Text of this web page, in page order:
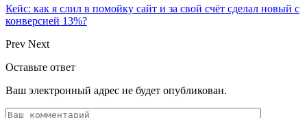
Кейс: как я слил в помойку сайт и за свой счёт сделал новый с
конверсией 13%?
Prev Next
Оставьте ответ
Ваш электронный адрес не будет опубликован.